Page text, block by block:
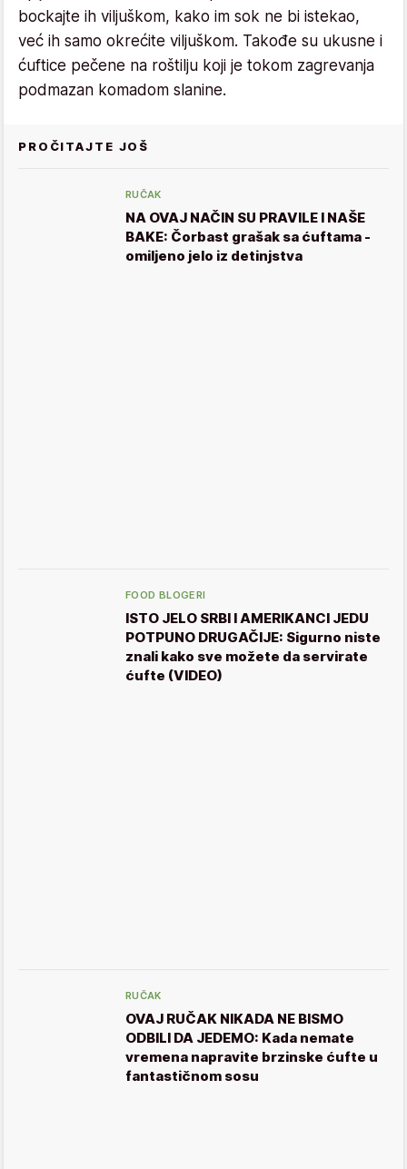
bockajte ih viljuškom, kako im sok ne bi istekao,
već ih samo okrećite viljuškom. Takođe su ukusne i
ćuftice pečene na roštilju koji je tokom zagrevanja
podmazan komadom slanine.
PROČITAJTE JOŠ
RUČAK
NA OVAJ NAČIN SU PRAVILE I NAŠE
BAKE: Čorbast grašak sa ćuftama -
omiljeno jelo iz detinjstva
FOOD BLOGERI
ISTO JELO SRBI I AMERIKANCI JEDU
POTPUNO DRUGAČIJE: Sigurno niste
znali kako sve možete da servirate
ćufte (VIDEO)
RUČAK
OVAJ RUČAK NIKADA NE BISMO
ODBILI DA JEDEMO: Kada nemate
vremena napravite brzinske ćufte u
fantastičnom sosu